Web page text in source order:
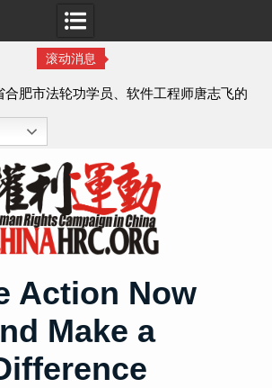
滚动消息
合肥市法轮功学员、软件工程师唐志飞的
案情及简历
Action Now
Make a